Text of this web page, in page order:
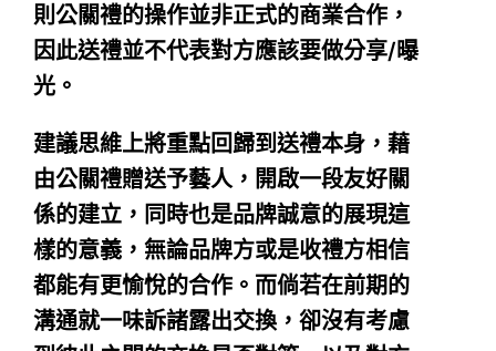
則公關禮的操作並非正式的商業合作，
因此送禮並不代表對方應該要做分享/曝
光。
建議思維上將重點回歸到送禮本身，藉
由公關禮贈送予藝人，開啟一段友好關
係的建立，同時也是品牌誠意的展現這
樣的意義，無論品牌方或是收禮方相信
都能有更愉悅的合作。而倘若在前期的
溝通就一味訴諸露出交換，卻沒有考慮